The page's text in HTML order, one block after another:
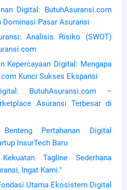
Digital: ButuhAsuransi.com
Dominasi Pasar Asuransi
Analisis Risiko (SWOT)
Kepercayaan Digital: Mengapa
Kunci Sukses Ekspansi
ButuhAsuransi.com –
Asuransi Terbesar di
Benteng Pertahanan Digital
InsurTech Baru
Tagline Sederhana
Ingat Kami."
Utama Ekosistem Digital